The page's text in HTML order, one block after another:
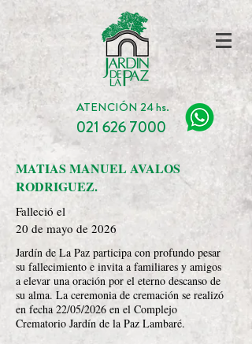
ATENCIÓN 24 hs.
021 626 7000
MATIAS MANUEL AVALOS
RODRIGUEZ.
Falleció el
20 de mayo de 2026
Jardín de La Paz participa con profundo pesar
su fallecimiento e invita a familiares y amigos
a elevar una oración por el eterno descanso de
su alma. La ceremonia de cremación se realizó
en fecha 22/05/2026 en el Complejo
Crematorio Jardín de la Paz Lambaré.